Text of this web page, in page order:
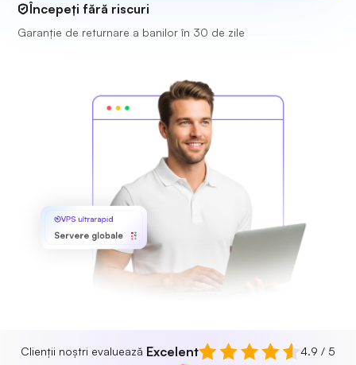
Începeți fără riscuri
Garanție de returnare a banilor în 30 de zile
VPS ultrarapid
Servere globale
Clienții noștri evaluează Excelent
4.9 / 5